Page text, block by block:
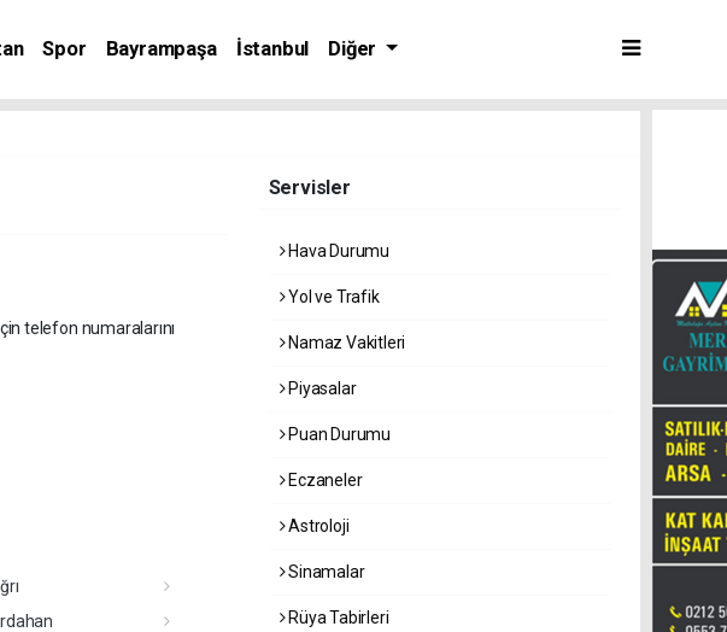
Spor Bayrampaşa İstanbul Diğer
telefon numaralarını
Servisler
Hava Durumu
Yol ve Trafik
Namaz Vakitleri
Piyasalar
Puan Durumu
Eczaneler
Astroloji
Sinamalar
Rüya Tabirleri